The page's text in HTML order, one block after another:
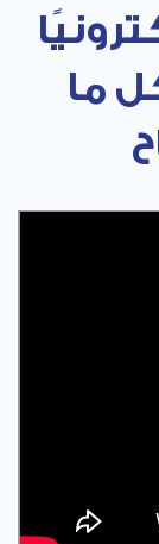
ما